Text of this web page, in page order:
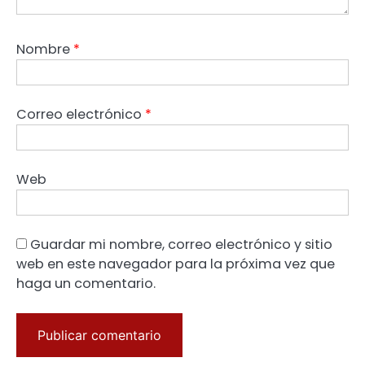
Nombre *
Correo electrónico *
Web
Guardar mi nombre, correo electrónico y sitio
web en este navegador para la próxima vez que
haga un comentario.